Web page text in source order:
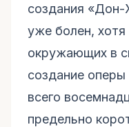
создания
уже болен,
окружающих в
создание
всего
предельно